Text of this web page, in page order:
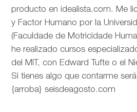
producto en idealista.com. Me
y Factor Humano por la
(Faculdade de Motricidade
he realizado cursos
del MIT, con Edward Tufte o el
Si tienes algo que contarme
{arroba} seisdeagosto.com